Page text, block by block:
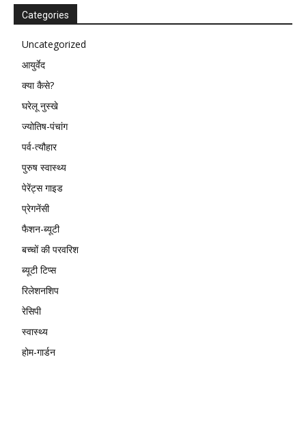
Categories
Uncategorized
आयुर्वेद
क्या कैसे?
घरेलू नुस्खे
ज्योतिष-पंचांग
पर्व-त्यौहार
पुरुष स्वास्थ्य
पेरेंट्स गाइड
प्रेगनेंसी
फैशन-ब्यूटी
बच्चों की परवरिश
ब्यूटी टिप्स
रिलेशनशिप
रेसिपी
स्वास्थ्य
होम-गार्डन